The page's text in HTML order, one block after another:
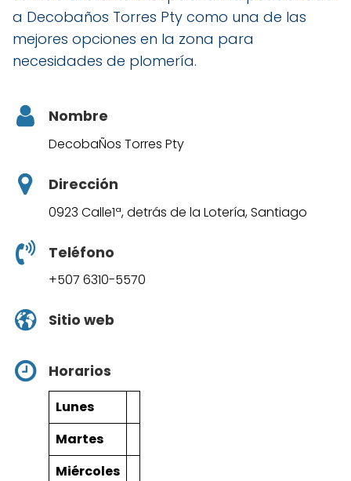
a Decobaños Torres Pty como una de las
mejores opciones en la zona para
necesidades de plomería.
Nombre
DecobaÑos Torres Pty
Dirección
0923 Calle1ª, detrás de la Lotería, Santiago
Teléfono
+507 6310-5570
Sitio web
Horarios
Lunes
Martes
Miércoles